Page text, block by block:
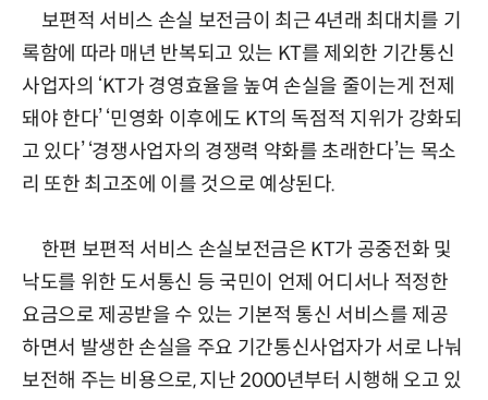
보편적 서비스 손실 보전금이 최근 4년래 최대치를 기
록함에 따라 매년 반복되고 있는 KT를 제외한 기간통신
사업자의 ‘KT가 경영효율을 높여 손실을 줄이는게 전제
돼야 한다’ ‘민영화 이후에도 KT의 독점적 지위가 강화되
고 있다’ ‘경쟁사업자의 경쟁력 약화를 초래한다’는 목소
리 또한 최고조에 이를 것으로 예상된다.
한편 보편적 서비스 손실보전금은 KT가 공중전화 및
낙도를 위한 도서통신 등 국민이 언제 어디서나 적정한
요금으로 제공받을 수 있는 기본적 통신 서비스를 제공
하면서 발생한 손실을 주요 기간통신사업자가 서로 나눠
보전해 주는 비용으로, 지난 2000년부터 시행해 오고 있